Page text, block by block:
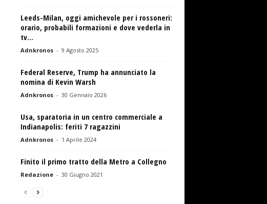
Leeds-Milan, oggi amichevole per i rossoneri:
orario, probabili formazioni e dove vederla in
tv...
Adnkronos - 9 Agosto 2025
Federal Reserve, Trump ha annunciato la
nomina di Kevin Warsh
Adnkronos - 30 Gennaio 2026
Usa, sparatoria in un centro commerciale a
Indianapolis: feriti 7 ragazzini
Adnkronos - 1 Aprile 2024
Finito il primo tratto della Metro a Collegno
Redazione - 30 Giugno 2021